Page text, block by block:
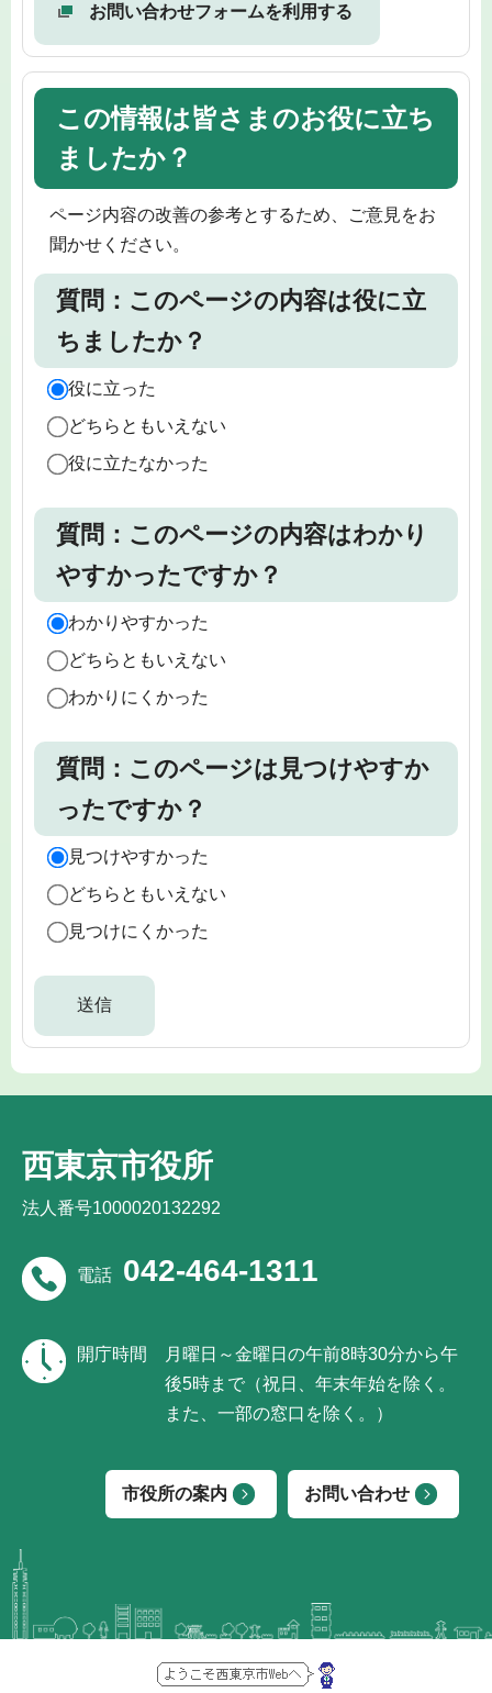
お問い合わせフォームを利用する
この情報は皆さまのお役に立ち
ましたか？
ページ内容の改善の参考とするため、ご意見をお
聞かせください。
質問：このページの内容は役に立
ちましたか？
役に立った
どちらともいえない
役に立たなかった
質問：このページの内容はわかり
やすかったですか？
わかりやすかった
どちらともいえない
わかりにくかった
質問：このページは見つけやすか
ったですか？
見つけやすかった
どちらともいえない
見つけにくかった
西東京市役所
法人番号1000020132292
電話 042-464-1311
開庁時間
月曜日～金曜日の午前8時30分から午
後5時まで（祝日、年末年始を除く。
また、一部の窓口を除く。）
市役所の案内 お問い合わせ